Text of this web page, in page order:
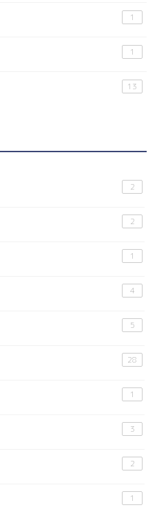
1
1
13
2
2
1
4
5
28
1
3
2
1